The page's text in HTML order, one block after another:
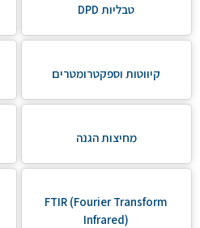
טבליות DPD
קיווטות וספקטרומטרים
מחיצות הגנה
FTIR (Fourier Transform
Infrared)